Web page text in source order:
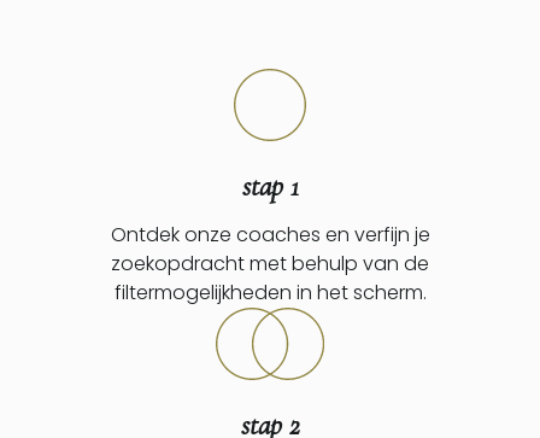
stap 1
Ontdek onze coaches en verfijn je
zoekopdracht met behulp van de
filtermogelijkheden in het scherm.
stap 2